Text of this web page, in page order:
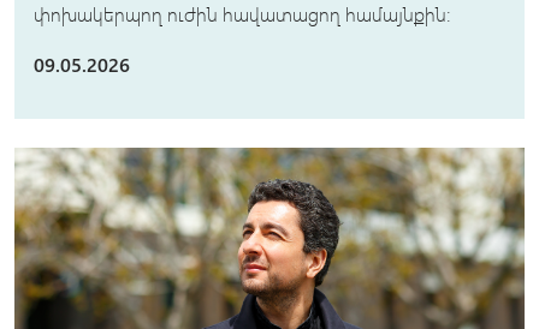
փոխակերպող ուժին հավատացող համայնքին։
09.05.2026